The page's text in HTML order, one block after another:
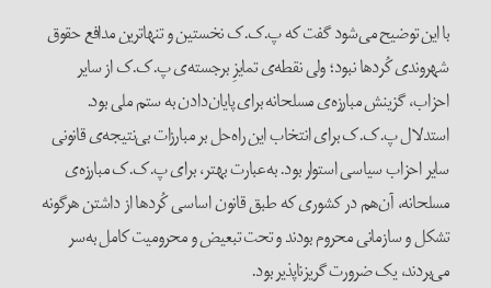
با این توضیح می‌شود گفت که پ.ک.ک نخستین و تنهاترین مدافع حقوق
شهروندی کُردها نبود؛ ولی نقطه‌ی تمایزِ برجسته‌ی پ.ک.ک از سایر
احزاب، گزینش مبارزه‌ی مسلحانه برای پایان‌دادن به ستم ملی بود.
استدلال پ.ک.ک برای انتخاب این راه‌حل بر مبارزات بی‌نتیجه‌ی قانونی
سایر احزاب سیاسی استوار بود. به‌عبارت بهتر، برای پ.ک.ک مبارزه‌ی
مسلحانه، آن‌هم در کشوری که طبق قانون اساسی کُردها از داشتن هرگونه
تشکل و سازمانی محروم بودند و تحت تبعیض و محرومیت کامل به‌سر
می‌بردند، یک ضرورت گریز‌ناپذیر بود.